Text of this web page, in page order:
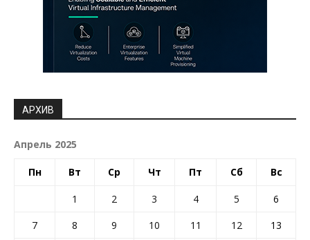
АРХИВ
Апрель 2025
Пн Вт Ср Чт Пт Сб Вс
1 2 3 4 5
6
7
8 9 10 11 12
13